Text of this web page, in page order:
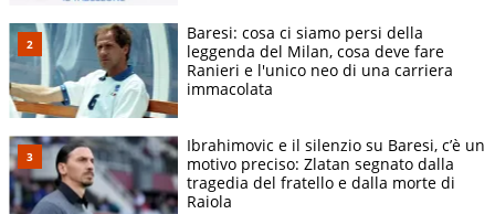
Baresi: cosa ci siamo persi della
leggenda del Milan, cosa deve fare
Ranieri e l'unico neo di una carriera
immacolata
Ibrahimovic e il silenzio su Baresi, c’è un
motivo preciso: Zlatan segnato dalla
tragedia del fratello e dalla morte di
Raiola